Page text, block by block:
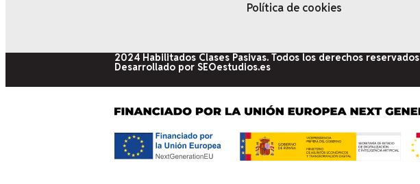
Política de cookies
2024 Habilitados Clases Pasivas. Todos los derechos reservados |
Desarrollado por SEOestudios.es